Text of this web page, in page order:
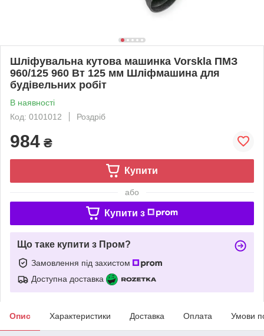
Шліфувальна кутова машинка Vorskla ПМЗ
960/125 960 Вт 125 мм Шліфмашина для
будівельних робіт
В наявності
Код: 0101012
Роздріб
984 ₴
Купити
або
Купити з
Що таке купити з Пром?
Замовлення під захистом
Доступна доставка
Опис Характеристики Доставка Оплата Умови